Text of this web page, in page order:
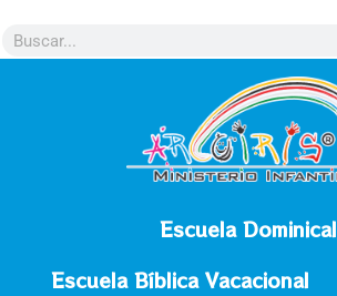
Escuela Dominical
Escuela Bíblica Vacacional